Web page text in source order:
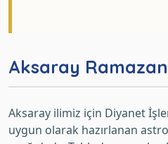
Aksaray
Aksaray ilimiz için Diyanet
uygun olarak hazırlanan